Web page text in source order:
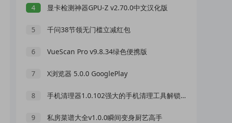
4 显卡检测神器GPU-Z v2.70.0中文汉化版
5 千问38节领无门槛立减红包
6 VueScan Pro v9.8.34绿色便携版
7 X浏览器 5.0.0 GooglePlay
8 手机清理器1.0.102强大的手机清理工具解锁会员版
9 私房菜谱大全v1.0.0瞬间变身厨艺高手